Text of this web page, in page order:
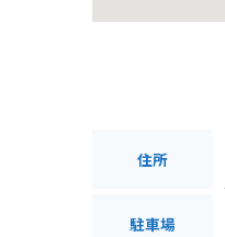
住所
駐車場